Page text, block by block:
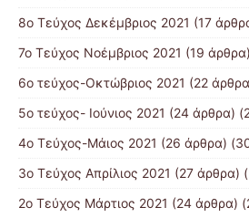
8o Tεύχος Δεκέμβριος 2021 (17
7o Τεύχος Νοέμβριος 2021 (19
6ο τεύχος-Οκτώβριος 2021 (22
5ο τεύχος- Ιούνιος 2021 (24 άρθρα)
4o Tεύχος-Μάιος 2021 (26 άρθρα)
3ο Τεύχος Απρίλιος 2021 (27 άρθρα)
2o Tεύχος Μάρτιος 2021 (24 άρθρα)